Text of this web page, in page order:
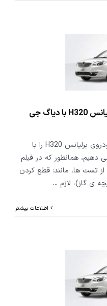
ویدئو:تست عملگرهای موتور برلیانس H320 با دیاگ جی
در فیلم پیش رو تست عملگرهای خودروی برلیانس H320 را با
دهیم، همانطور که در فیلم
تست ها، مانند: قطع کردن
ی گاز)، لازم ...
اطلاعات بیشتر